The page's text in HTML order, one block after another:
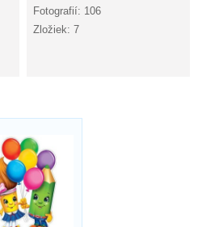
Fotografií: 106
Zložiek: 7